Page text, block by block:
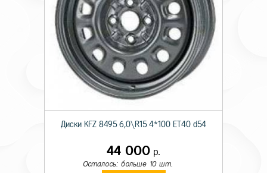
Диски KFZ 8495 6,0\R15 4*100 ET40 d54
44 000 р.
Осталось: больше 10 шт.